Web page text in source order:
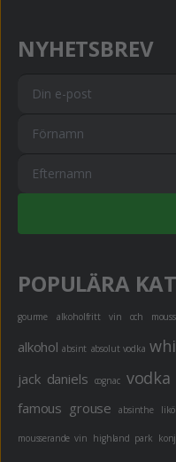
NYHETSBREV
POPULÄRA
gourme alkoholfritt vin och
alkohol absint absolut vodka
jack daniels cognac vodka
famous grouse absinthe
mousserande vin highland park